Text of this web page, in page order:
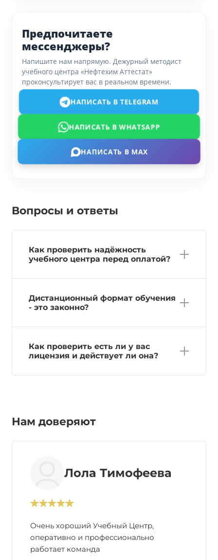
Предпочитаете
мессенджеры?
Напишите нам напрямую. Дежурный методист
учебного центра «Нефтехим Аттестат»
проконсультирует вас в реальном времени.
НАПИСАТЬ В TELEGRAM
НАПИСАТЬ В WHATSAPP
НАПИСАТЬ В MAX
Вопросы и ответы
Как проверить надёжность
учебного центра перед оплатой?
Дистанционный формат обучения
- это законно?
Как проверить есть ли у вас
лицензия и действует ли она?
Нам доверяют
Лола Тимофеева
Очень хороший Учебный Центр,
оперативно и профессионально
работает команда